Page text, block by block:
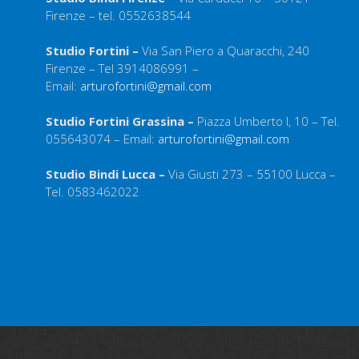
Firenze – tel. 0552638544
Studio Fortini – Via San Piero a Quaracchi, 240
Firenze – Tel 3914086991 –
Email: arturofortini@gmail.com
Studio Fortini Grassina – Piazza Umberto I, 10 – Tel.
055643074 – Email: arturofortini@gmail.com
Studio Bindi Lucca – Via Giusti 273 – 55100 Lucca –
Tel. 0583462022